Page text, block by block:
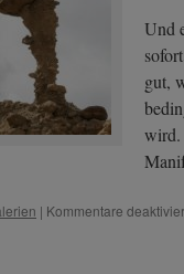
Und
gut,
wird.
| Kommentare